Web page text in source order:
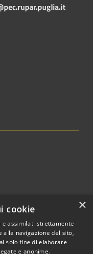
×
cookie
e assimilati strettamente
alla navigazione del sito,
solo fine di elaborare
e anonime.